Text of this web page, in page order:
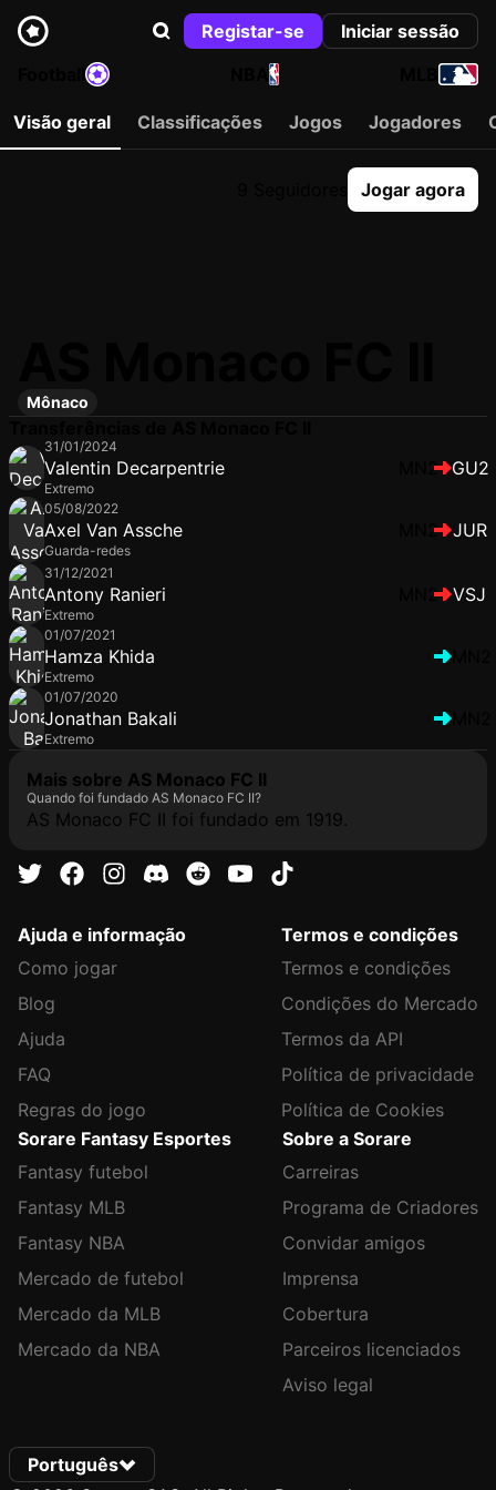
Registar-se
Iniciar sessão
NBA
Visão geral Classificações Jogos Jogadores
Jogar agora
Mônaco
31/01/2024
Valentin Decarpentrie
Extremo
MN2 GU2
05/08/2022
Axel Van Assche
Guarda-redes
MN2 JUR
31/12/2021
Antony Ranieri
Extremo
MN2 VSJ
01/07/2021
Hamza Khida
Extremo
01/07/2020
Jonathan Bakali
Extremo
Mais sobre AS Monaco FC II
Quando foi fundado AS Monaco FC II?
AS Monaco FC II foi fundado em 1919.
Ajuda e informação
Como jogar
Blog
Ajuda
FAQ
Regras do jogo
Termos e condições
Termos e condições
Condições do Mercado
Termos da API
Política de privacidade
Política de Cookies
Sorare Fantasy Esportes
Fantasy futebol
Fantasy MLB
Fantasy NBA
Mercado de futebol
Mercado da MLB
Mercado da NBA
Sobre a Sorare
Carreiras
Programa de Criadores
Convidar amigos
Imprensa
Cobertura
Parceiros licenciados
Aviso legal
Português